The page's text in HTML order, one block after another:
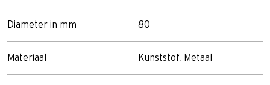
Diameter in mm 80
Materiaal Kunststof, Metaal